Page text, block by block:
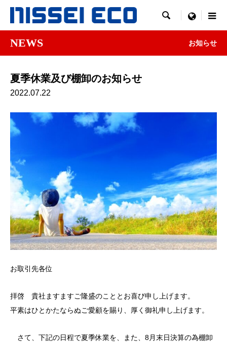
 menu
NEWS お知らせ
夏季休業及び棚卸のお知らせ
2022.07.22
お取引先各位
拝啓 貴社ますますご隆盛のこととお喜び申し上げます。
平素はひとかたならぬご愛顧を賜り、厚く御礼申し上げます。
さて、下記の日程で夏季休業を、また、8月末日決算の為棚卸